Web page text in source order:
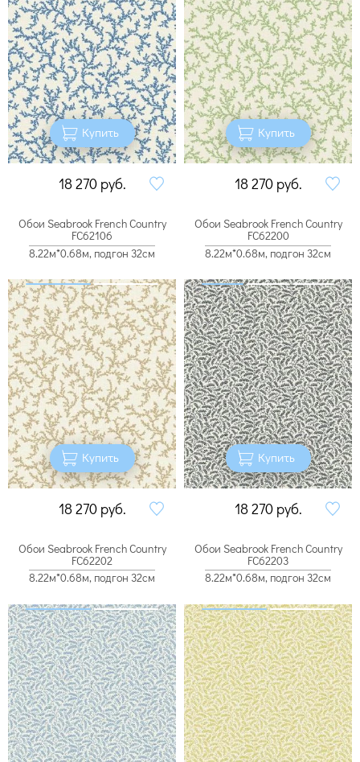
Купить
18 270 руб.
Купить
18 270 руб.
Обои Seabrook French Country
FC62106
8.22м*0.68м, подгон 32см
Купить
18 270 руб.
Обои Seabrook French Country
FC62200
8.22м*0.68м, подгон 32см
Купить
18 270 руб.
Обои Seabrook French Country
FC62202
8.22м*0.68м, подгон 32см
Обои Seabrook French Country
FC62203
8.22м*0.68м, подгон 32см